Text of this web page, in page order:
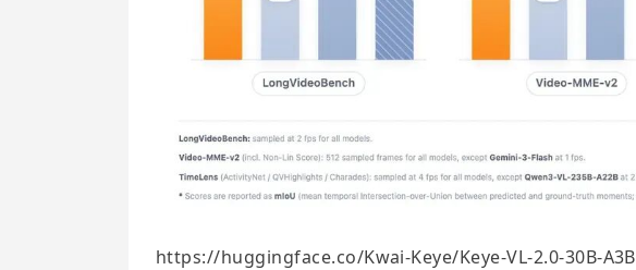
https://huggingface.co/Kwai-Keye/Keye-VL-2.0-30B-A3B